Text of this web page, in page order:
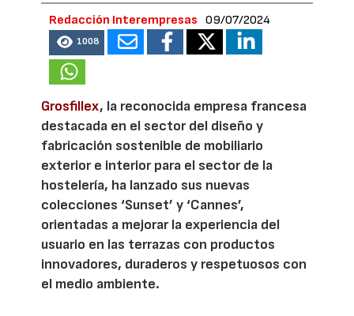
Redacción Interempresas 09/07/2024
1008
Grosfillex, la reconocida empresa francesa
destacada en el sector del diseño y
fabricación sostenible de mobiliario
exterior e interior para el sector de la
hostelería, ha lanzado sus nuevas
colecciones ‘Sunset’ y ‘Cannes’,
orientadas a mejorar la experiencia del
usuario en las terrazas con productos
innovadores, duraderos y respetuosos con
el medio ambiente.